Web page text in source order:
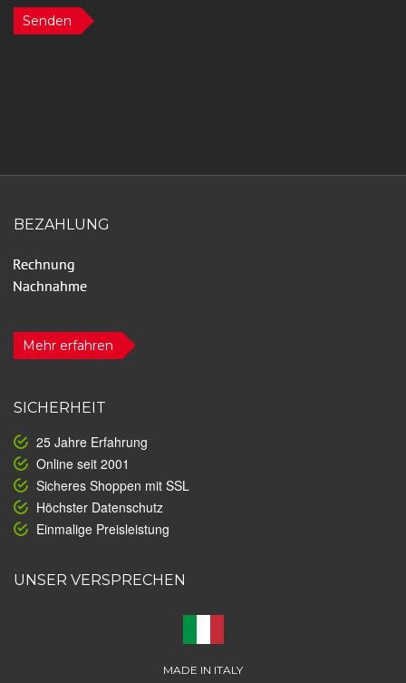
Senden
BEZAHLUNG
Mehr erfahren
SICHERHEIT
25 Jahre Erfahrung
Online seit 2001
Sicheres Shoppen mit SSL
Höchster Datenschutz
Einmalige Preisleistung
UNSER VERSPRECHEN
MADE IN ITALY